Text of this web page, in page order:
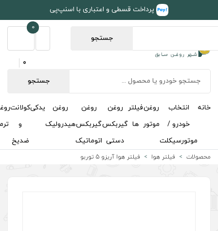
و اعتباری با اسنپ‌پی
جستجو
روغن
دستی
روغن
گیربکس
اتوماتیک
روغن
هیدرولیک
یدکی کولانت
و
ضدیخ
روغن
ترمز
مکمل
و
اکتان
خوشبوکنندهدربارهتماس
با ما
آریزو 5 توربو